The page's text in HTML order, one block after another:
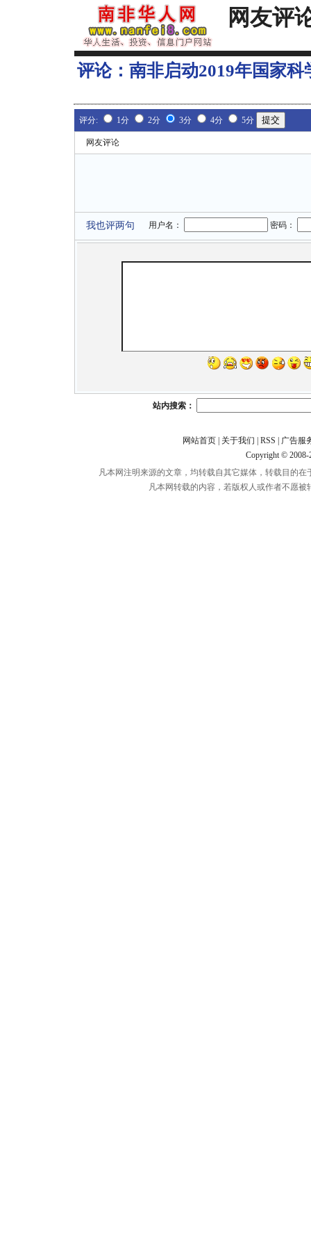
网友评
评论： 南非启动2019年国家科
评分: 1分 2分 3分 4分 5分
网友评论
我也评两句 用户名： 密码：
站内搜索：
网站首页| 关于我们 RSS
广告服
Copyright ©
凡本网注明来源的文章，均转载自其它媒体，转载目的
凡本网转载的内容，若版权人或作者不愿